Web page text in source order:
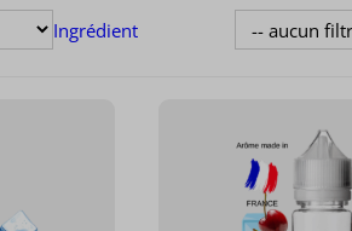
Ingrédient